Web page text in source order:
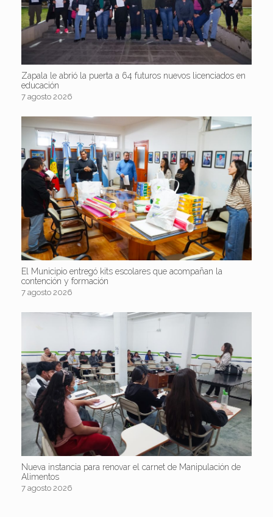
Zapala le abrió la puerta a 64 futuros nuevos licenciados en
educación
7 agosto 2026
El Municipio entregó kits escolares que acompañan la
contención y formación
7 agosto 2026
Nueva instancia para renovar el carnet de Manipulación de
Alimentos
7 agosto 2026